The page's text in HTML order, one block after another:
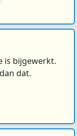
is bijgewerkt.
dat.